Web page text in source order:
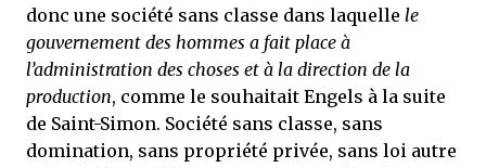
donc une société sans classe dans laquelle le
gouvernement des hommes a fait place à
l’administration des choses et à la direction de la
production, comme le souhaitait Engels à la suite
de Saint-Simon. Société sans classe, sans
domination, sans propriété privée, sans loi autre